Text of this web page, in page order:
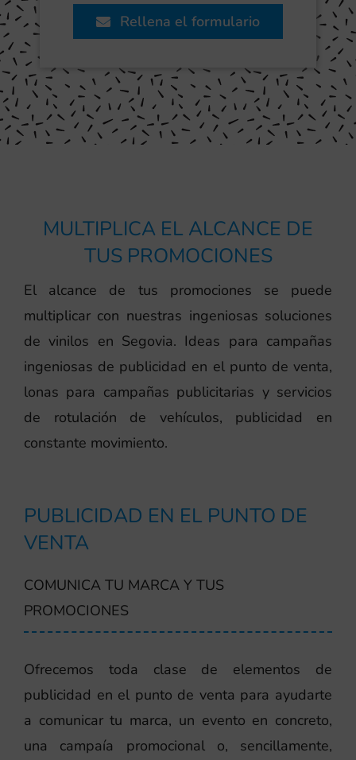
Rellena el formulario
MULTIPLICA EL ALCANCE DE
TUS PROMOCIONES
El alcance de tus promociones se puede
multiplicar con nuestras ingeniosas soluciones
de vinilos en Segovia. Ideas para campañas
ingeniosas de publicidad en el punto de venta,
lonas para campañas publicitarias y servicios
de rotulación de vehículos, publicidad en
constante movimiento.
PUBLICIDAD EN EL PUNTO DE
VENTA
COMUNICA TU MARCA Y TUS
PROMOCIONES
Ofrecemos toda clase de elementos de
publicidad en el punto de venta para ayudarte
a comunicar tu marca, un evento en concreto,
una campaía promocional o, sencillamente,